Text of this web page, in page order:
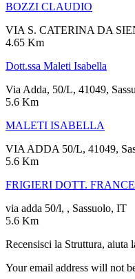
BOZZI CLAUDIO
VIA S. CATERINA DA
4.65 Km
Dott.ssa Maleti Isabella
Via Adda, 50/L, 41049,
5.6 Km
MALETI ISABELLA
VIA ADDA 50/L, 41049,
5.6 Km
FRIGIERI DOTT.
via adda 50/l, , Sassuolo, IT
5.6 Km
Recensisci la Struttura, aiuta
Your email address will not